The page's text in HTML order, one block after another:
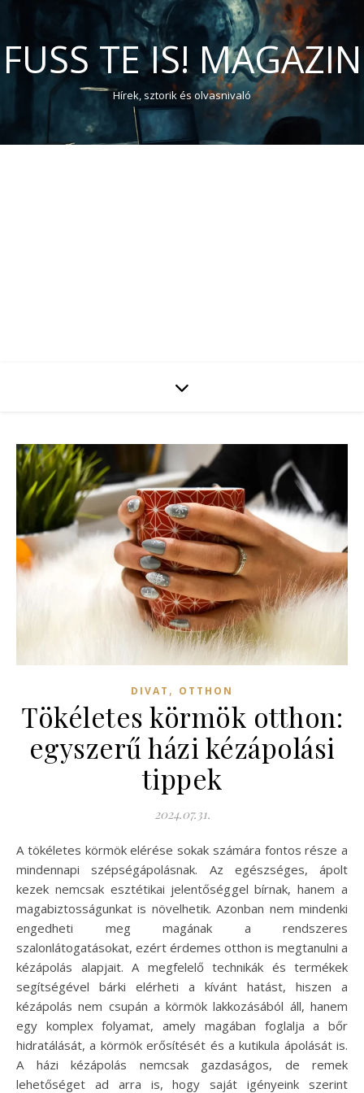
FUSS TE IS! MAGAZIN
Hírek, sztorik és olvasnivaló
DIVAT , OTTHON
Tökéletes körmök otthon:
egyszerű házi kézápolási
tippek
2024.07.31.
A tökéletes körmök elérése sokak számára fontos része a
mindennapi szépségápolásnak. Az egészséges, ápolt
kezek nemcsak esztétikai jelentőséggel bírnak, hanem a
magabiztosságunkat is növelhetik. Azonban nem mindenki
engedheti meg magának a rendszeres
szalonlátogatásokat, ezért érdemes otthon is megtanulni a
kézápolás alapjait. A megfelelő technikák és termékek
segítségével bárki elérheti a kívánt hatást, hiszen a
kézápolás nem csupán a körmök lakkozásából áll, hanem
egy komplex folyamat, amely magában foglalja a bőr
hidratálását, a körmök erősítését és a kutikula ápolását is.
A házi kézápolás nemcsak gazdaságos, de remek
lehetőséget ad arra is, hogy saját igényeink szerint